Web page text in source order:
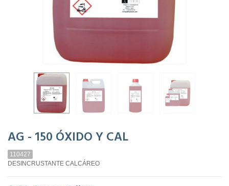
AG - 150 ÓXIDO Y CAL
110427
DESINCRUSTANTE CALCÁREO